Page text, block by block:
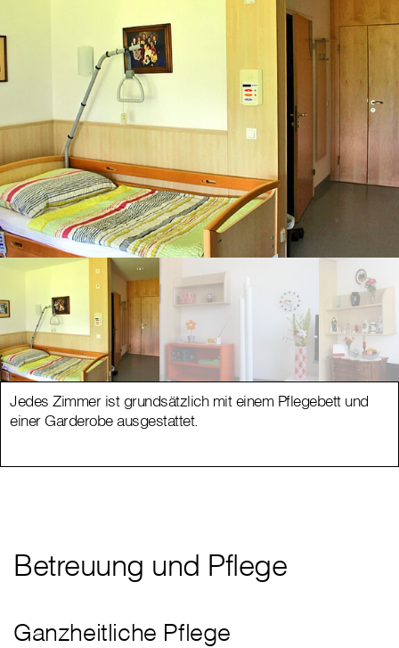
Jedes Zimmer ist grundsätzlich mit einem Pflegebett und
einer Garderobe ausgestattet.
Betreuung und Pflege
Ganzheitliche Pflege